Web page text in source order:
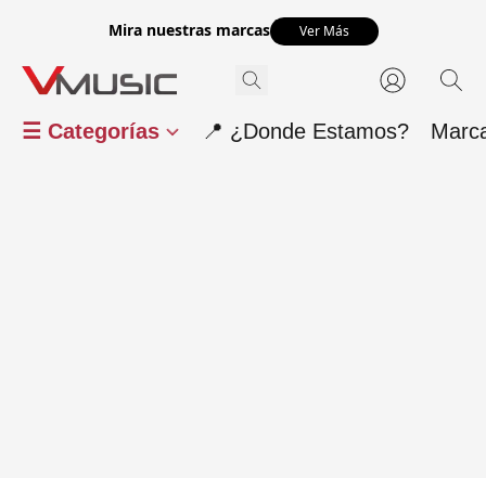
Mira nuestras marcas Ver Más
☰ Categorías 📍 ¿Donde Estamos?